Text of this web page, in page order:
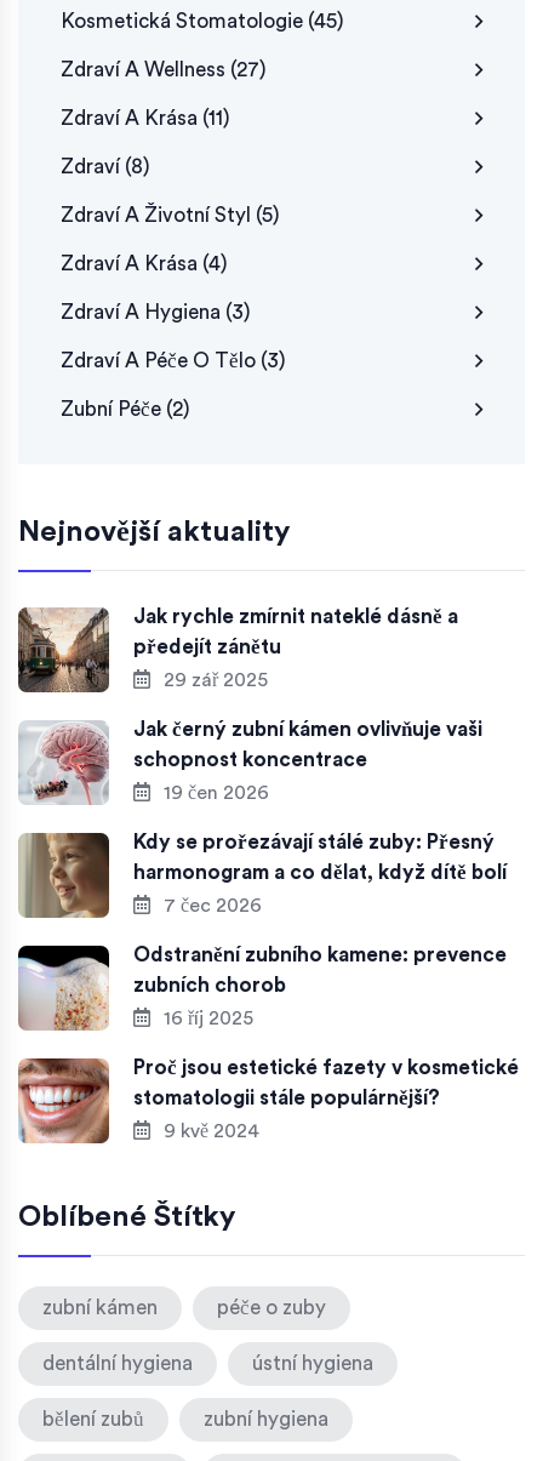
Kosmetická Stomatologie (45)
Zdraví A Wellness (27)
Zdraví A Krása (11)
Zdraví (8)
Zdraví A Životní Styl (5)
Zdraví A Krása (4)
Zdraví A Hygiena (3)
Zdraví A Péče O Tělo (3)
Zubní Péče (2)
Nejnovější aktuality
Jak rychle zmírnit nateklé dásně a
předejít zánětu
29 zář 2025
Jak černý zubní kámen ovlivňuje vaši
schopnost koncentrace
19 čen 2026
Kdy se prořezávají stálé zuby: Přesný
harmonogram a co dělat, když dítě bolí
7 čec 2026
Odstranění zubního kamene: prevence
zubních chorob
16 říj 2025
Proč jsou estetické fazety v kosmetické
stomatologii stále populárnější?
9 kvě 2024
Oblíbené Štítky
zubní kámen péče o zuby
dentální hygiena ústní hygiena
bělení zubů zubní hygiena